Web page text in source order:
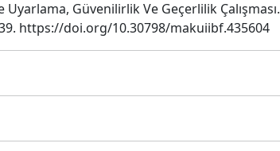
Uyarlama, Güvenilirlik Ve Geçerlilik Çalışması.
https://doi.org/10.30798/makuiibf.435604